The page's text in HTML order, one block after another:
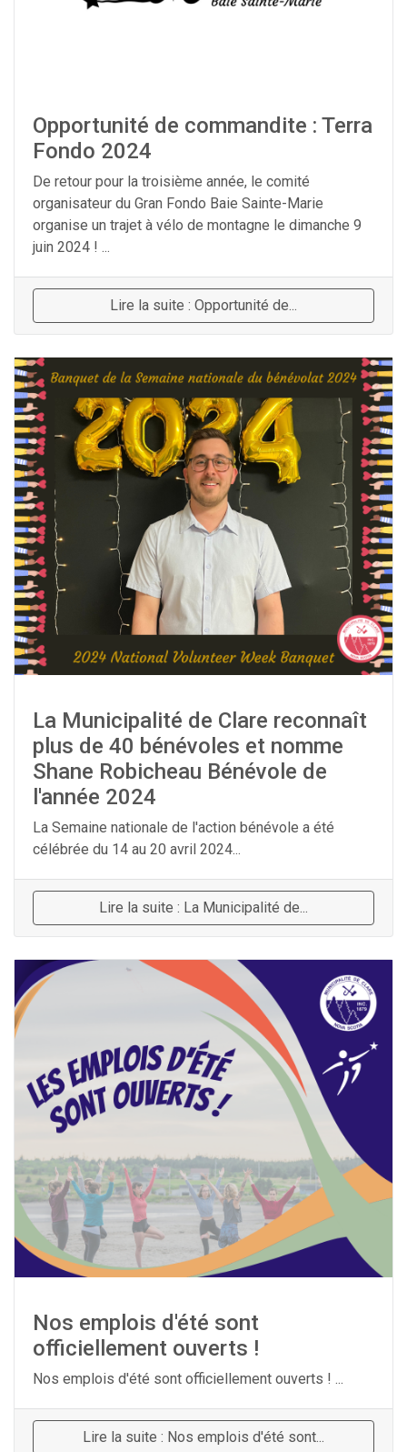
Opportunité de commandite : Terra
Fondo 2024
De retour pour la troisième année, le comité
organisateur du Gran Fondo Baie Sainte-Marie
organise un trajet à vélo de montagne le dimanche 9
juin 2024 ! ...
Lire la suite : Opportunité de...
La Municipalité de Clare reconnaît
plus de 40 bénévoles et nomme
Shane Robicheau Bénévole de
l'année 2024
La Semaine nationale de l'action bénévole a été
célébrée du 14 au 20 avril 2024...
Lire la suite : La Municipalité de...
Nos emplois d'été sont
officiellement ouverts !
Nos emplois d'été sont officiellement ouverts ! ...
Lire la suite : Nos emplois d'été sont...